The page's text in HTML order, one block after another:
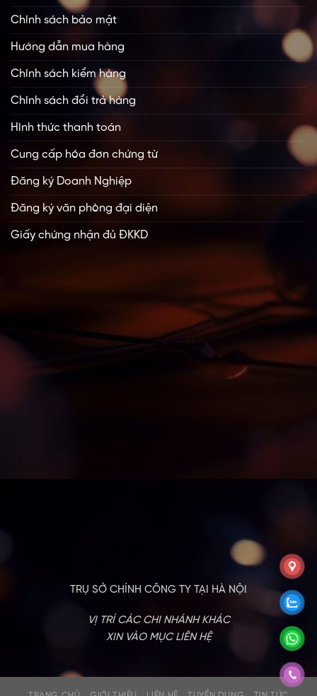
Chính sách bảo mật
Hướng dẫn mua hàng
Chính sách kiểm hàng
Chính sách đổi trả hàng
Hình thức thanh toán
Cung cấp hóa đơn chứng từ
Đăng ký Doanh Nghiệp
Đăng ký văn phòng đại diện
Giấy chứng nhận đủ ĐKKD
TRỤ SỞ CHÍNH CÔNG TY TẠI HÀ NỘI
VỊ TRÍ CÁC CHI NHÁNH KHÁC
XIN VÀO MỤC LIÊN HỆ